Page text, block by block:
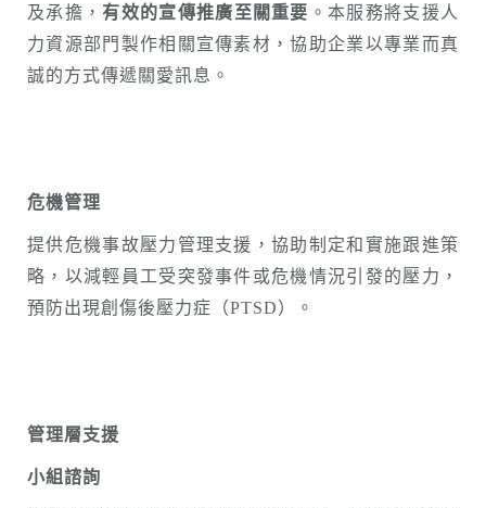
及承擔，有效的宣傳推廣至關重要 。本服務將支援人
力資源部門製作相關宣傳素材，協助企業以專業而真
誠的方式傳遞關愛訊息。
危機管理
提供危機事故壓力管理支援，協助制定和實施跟進策
略，以減輕員工受突發事件或危機情況引發的壓力，
預防出現創傷後壓力症（PTSD）。
管理層支援
小組諮詢